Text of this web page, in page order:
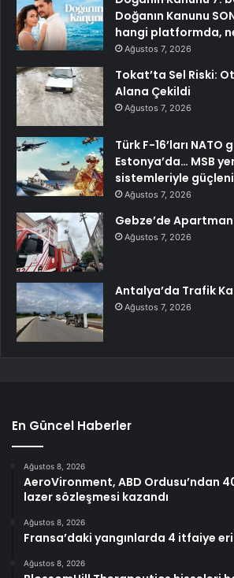
Doğanın Kanunu
hangi platformda,
Ağustos 7, 2026
Tokat’ta Sel Riski:
Alana Çekildi
Ağustos 7, 2026
Türk F-16’ları NATO
Estonya’da… MSB
sistemleriyle
Ağustos 7, 2026
Gebze’de Apartman
Ağustos 7, 2026
Antalya’da Trafik
Ağustos 7, 2026
En Güncel Haberler
Ağustos 8, 2026
AeroVironment, ABD Ordusu’ndan
lazer sözleşmesi kazandı
Ağustos 8, 2026
Fransa’daki yangınlarda 4 itfaiye
Ağustos 8, 2026